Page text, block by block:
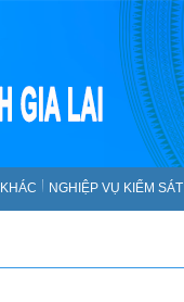
NGHIỆP VỤ KIỂM SÁT